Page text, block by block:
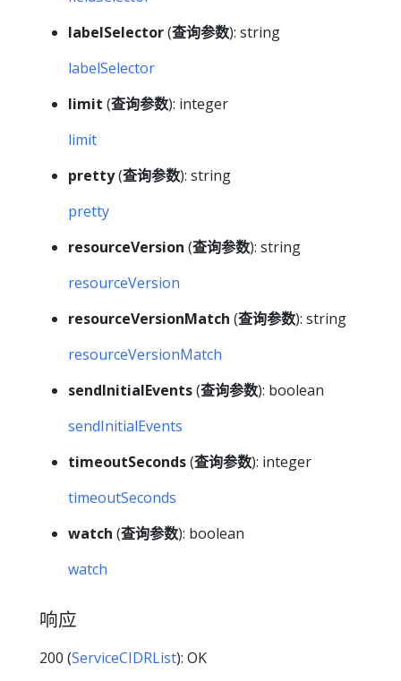
labelSelector(查询参数): string
labelSelector
limit (查询参数): integer
limit
pretty(查询参数): string
pretty
resourceVersion (查询参数): string
resourceVersion
resourceVersionMatch (查询参数): string
resourceVersionMatch
sendInitialEvents(查询参数): boolean
sendInitialEvents
timeoutSeconds(查询参数): integer
timeoutSeconds
watch (查询参数): boolean
watch
响应
200 (ServiceCIDRList): OK